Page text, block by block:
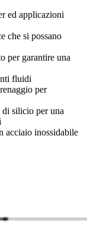
ed applicazioni
che si possano
per garantire una
fluidi
per
di silicio per una
acciaio inossidabile